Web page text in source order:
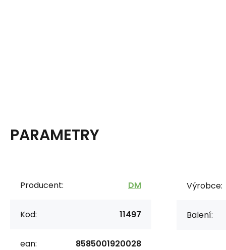
PARAMETRY
Producent: DM
Kod: 11497
ean: 8585001920028
Výrobce:
Balení: